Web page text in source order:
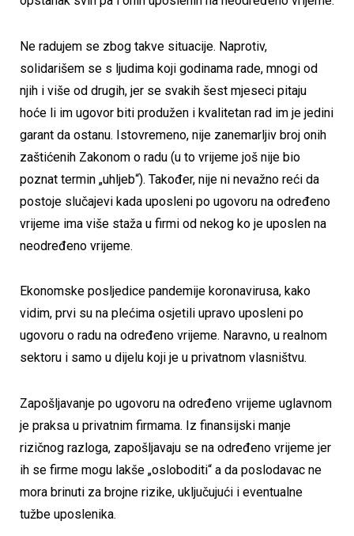
Ne radujem se zbog takve situacije. Naprotiv,
solidarišem se s ljudima koji godinama rade, mnogi od
njih i više od drugih, jer se svakih šest mjeseci pitaju
hoće li im ugovor biti produžen i kvalitetan rad im je jedini
garant da ostanu. Istovremeno, nije zanemarljiv broj onih
zaštićenih Zakonom o radu (u to vrijeme još nije bio
poznat termin „uhljeb“). Također, nije ni nevažno reći da
postoje slučajevi kada uposleni po ugovoru na određeno
vrijeme ima više staža u firmi od nekog ko je uposlen na
neodređeno vrijeme.
Ekonomske posljedice pandemije koronavirusa, kako
vidim, prvi su na plećima osjetili upravo uposleni po
ugovoru o radu na određeno vrijeme. Naravno, u realnom
sektoru i samo u dijelu koji je u privatnom vlasništvu.
Zapošljavanje po ugovoru na određeno vrijeme uglavnom
je praksa u privatnim firmama. Iz finansijski manje
rizičnog razloga, zapošljavaju se na određeno vrijeme jer
ih se firme mogu lakše „osloboditi“ a da poslodavac ne
mora brinuti za brojne rizike, uključujući i eventualne
tužbe uposlenika.